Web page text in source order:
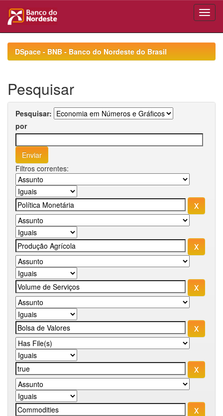
navigationDSpace - BNB - Banco do Nordeste do Brasil
Pesquisar
Pesquisar:
por
Filtros correntes: